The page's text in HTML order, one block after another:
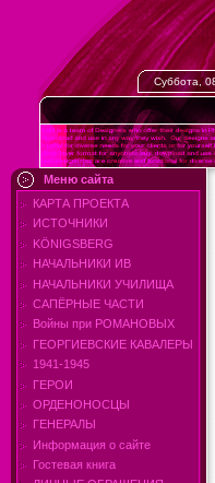
Суббота,
Меню сайта
КАРТА ПРОЕКТА
ИСТОЧНИКИ
KÖNIGSBERG
НАЧАЛЬНИКИ ИВ
НАЧАЛЬНИКИ УЧИЛИЩА
САПЁРНЫЕ ЧАСТИ
Войны при РОМАНОВЫХ
ГЕОРГИЕВСКИЕ КАВАЛЕРЫ
1941-1945
ГЕРОИ
ОРДЕНОНОСЦЫ
ГЕНЕРАЛЫ
Информация о сайте
Гостевая книга